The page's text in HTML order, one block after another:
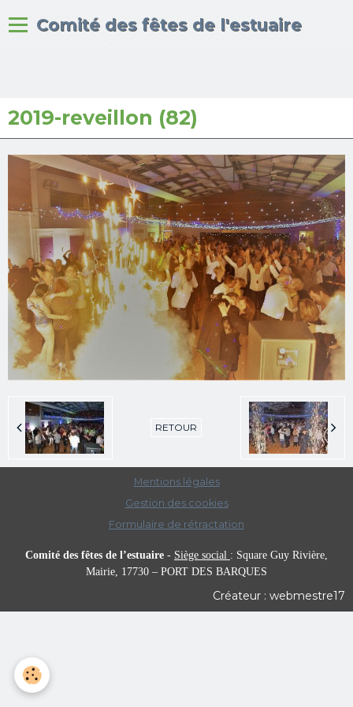
Comité des fêtes de l'estuaire
Accueil
2019-reveillon (82)
RETOUR
Mentions légales
Gestion des cookies
Formulaire de rétractation
Comité des fêtes de l’estuaire - Siège social : Square Guy Rivière,
Mairie, 17730 – PORT DES BARQUES
Créateur : webmestre17